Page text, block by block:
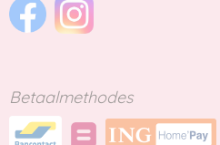
Betaalmethodes